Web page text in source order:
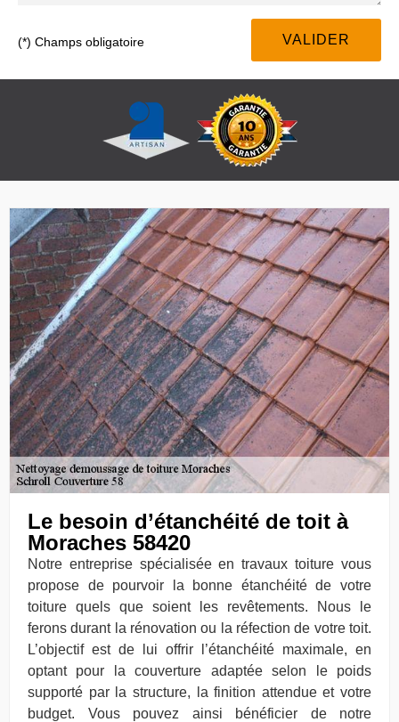
(*) Champs obligatoire
Le besoin d’étanchéité de toit à
Moraches 58420
Notre entreprise spécialisée en travaux toiture vous
propose de pourvoir la bonne étanchéité de votre
toiture quels que soient les revêtements. Nous le
ferons durant la rénovation ou la réfection de votre toit.
L’objectif est de lui offrir l’étanchéité maximale, en
optant pour la couverture adaptée selon le poids
supporté par la structure, la finition attendue et votre
budget. Vous pouvez ainsi bénéficier de notre